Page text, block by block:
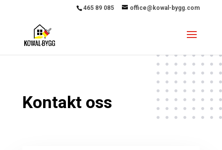
465 89 085 office@kowal-bygg.com
Kontakt oss